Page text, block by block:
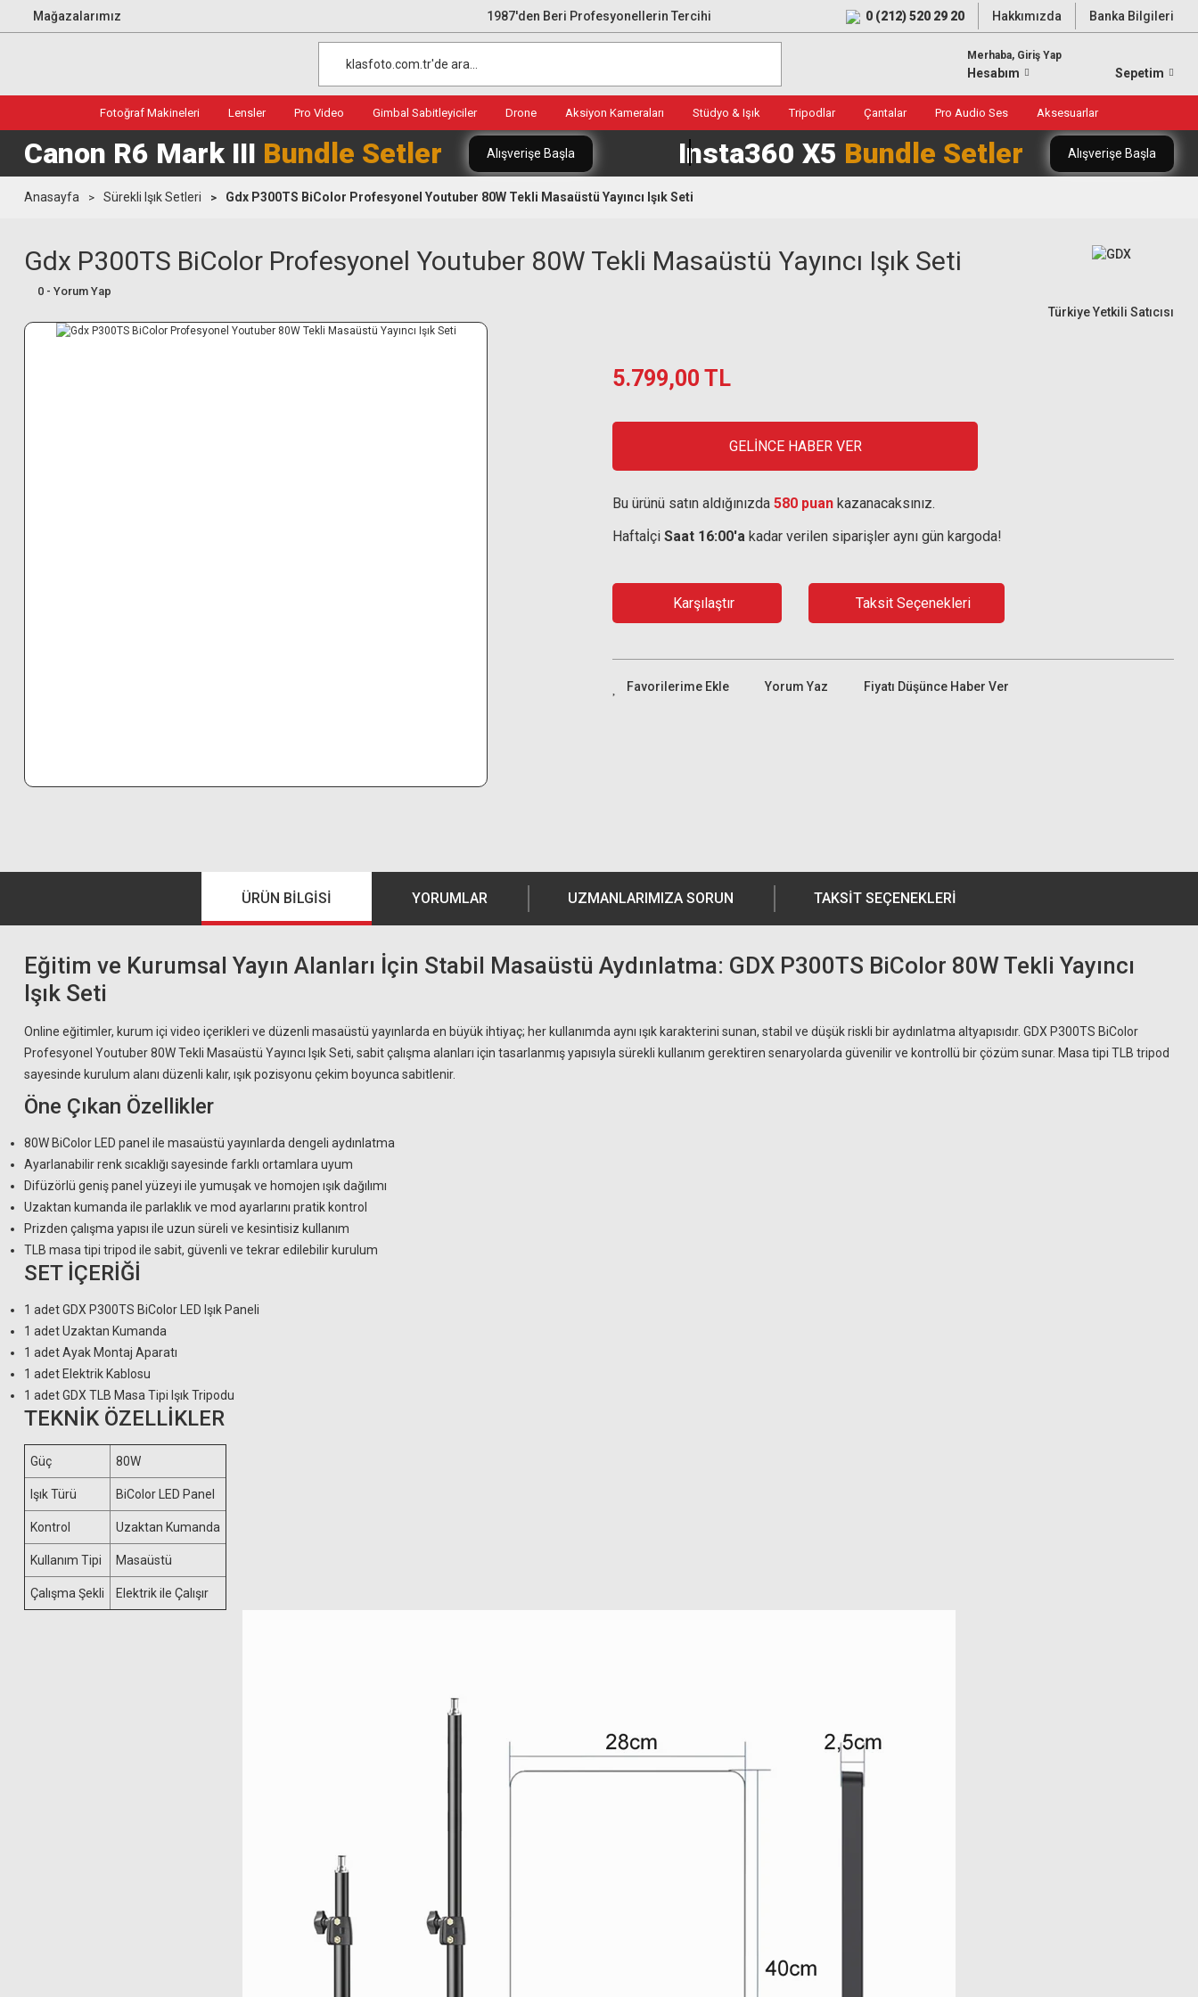
Mağazalarımız 1987'den Beri Profesyonellerin Tercihi 0 (212) 520 29 20 Hakkımızda Banka Bilgileri
Merhaba, Giriş Yap
Hesabım Sepetim
Fotoğraf Makineleri Lensler Pro Video Gimbal Sabitleyiciler Drone Aksiyon Kameraları Stüdyo & Işık Tripodlar Çantalar Pro Audio Ses Aksesuarlar
Canon R6 Mark III Bundle Setler Alışverişe Başla Insta360 X5 Bundle Setler Alışverişe Başla
Anasayfa Sürekli Işık Setleri Gdx P300TS BiColor Profesyonel Youtuber 80W Tekli Masaüstü Yayıncı Işık Seti
Gdx P300TS BiColor Profesyonel Youtuber 80W Tekli Masaüstü Yayıncı Işık Seti
0 - Yorum Yap
Türkiye Yetkili Satıcısı
5.799,00 TL
GELİNCE HABER VER
Bu ürünü satın aldığınızda 580 puan kazanacaksınız.
Haftaİçi Saat 16:00'a kadar verilen siparişler aynı gün kargoda!
Karşılaştır Taksit Seçenekleri
Yorum Yaz Fiyatı Düşünce Haber Ver
ÜRÜN BILGISI YORUMLAR UZMANLARIMIZA SORUN TAKSIT SEÇENEKLERI
Eğitim ve Kurumsal Yayın Alanları İçin Stabil Masaüstü Aydınlatma: GDX P300TS BiColor 80W Tekli Yayıncı
Işık Seti
Online eğitimler, kurum içi video içerikleri ve düzenli masaüstü yayınlarda en büyük ihtiyaç; her kullanımda aynı ışık karakterini sunan, stabil ve düşük riskli bir aydınlatma altyapısıdır. GDX P300TS BiColor
Profesyonel Youtuber 80W Tekli Masaüstü Yayıncı Işık Seti, sabit çalışma alanları için tasarlanmış yapısıyla sürekli kullanım gerektiren senaryolarda güvenilir ve kontrollü bir çözüm sunar. Masa tipi TLB tripod
sayesinde kurulum alanı düzenli kalır, ışık pozisyonu çekim boyunca sabitlenir.
Öne Çıkan Özellikler
80W BiColor LED panel ile masaüstü yayınlarda dengeli aydınlatma
Ayarlanabilir renk sıcaklığı sayesinde farklı ortamlara uyum
Difüzörlü geniş panel yüzeyi ile yumuşak ve homojen ışık dağılımı
Uzaktan kumanda ile parlaklık ve mod ayarlarını pratik kontrol
Prizden çalışma yapısı ile uzun süreli ve kesintisiz kullanım
TLB masa tipi tripod ile sabit, güvenli ve tekrar edilebilir kurulum
SET İÇERİĞİ
1 adet GDX P300TS BiColor LED Işık Paneli
1 adet Uzaktan Kumanda
1 adet Ayak Montaj Aparatı
1 adet Elektrik Kablosu
1 adet GDX TLB Masa Tipi Işık Tripodu
TEKNİK ÖZELLİKLER
Güç 80W
Işık Türü BiColor LED Panel
Kontrol Uzaktan Kumanda
Kullanım Tipi Masaüstü
Çalışma Şekli Elektrik ile Çalışır